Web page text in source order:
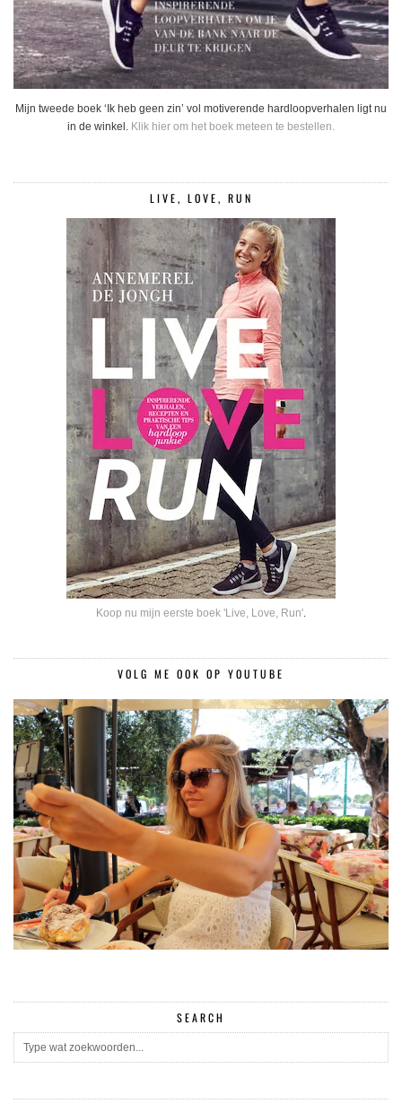
Mijn tweede boek ‘Ik heb geen zin’ vol motiverende hardloopverhalen ligt nu
in de winkel. Klik hier om het boek meteen te bestellen.
LIVE, LOVE, RUN
Koop nu mijn eerste boek 'Live, Love, Run'.
VOLG ME OOK OP YOUTUBE
SEARCH